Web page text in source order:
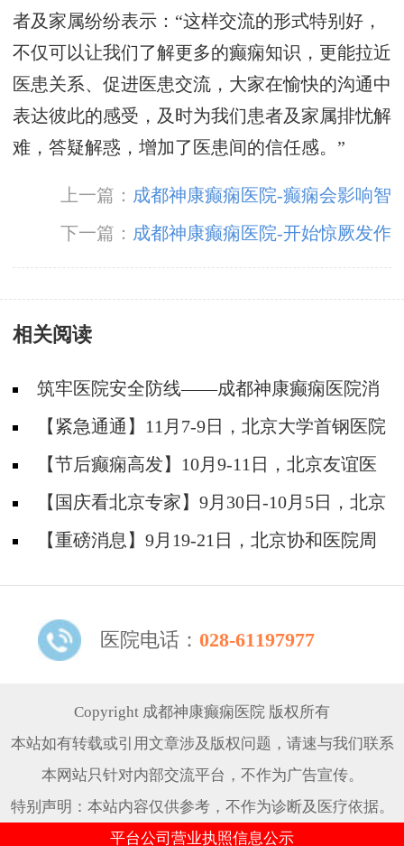
者及家属纷纷表示：“这样交流的形式特别好，
不仅可以让我们了解更多的癫痫知识，更能拉近
医患关系、促进医患交流，大家在愉快的沟通中
表达彼此的感受，及时为我们患者及家属排忧解
难，答疑解惑，增加了医患间的信任感。”
上一篇： 成都神康癫痫医院-癫痫会影响智
力吗?下一篇： 成都神康癫痫医院-开始惊厥发作
是否需要治疗?
相关阅读
筑牢医院安全防线——成都神康癫痫医院消
防安全培训纪实
【紧急通通】11月7-9日，北京大学首钢医院
神经内科胡颖教授亲临成都会诊，破解癫痫疑难
【节后癫痫高发】10月9-11日，北京友谊医
院陈葵博士免费会诊+治疗援助，破解癫痫难
题！
【国庆看北京专家】9月30日-10月5日，北京
天坛&首钢医院两大专家蓉城亲诊+癫痫大额救
【重磅消息】9月19-21日，北京协和医院周
医院电话： 028-61197977
Copyright 成都神康癫痫医院 版权所有
本站如有转载或引用文章涉及版权问题，请速与我们联系
本网站只针对内部交流平台，不作为广告宣传。
特别声明：本站内容仅供参考，不作为诊断及医疗依据。
平台公司营业执照信息公示